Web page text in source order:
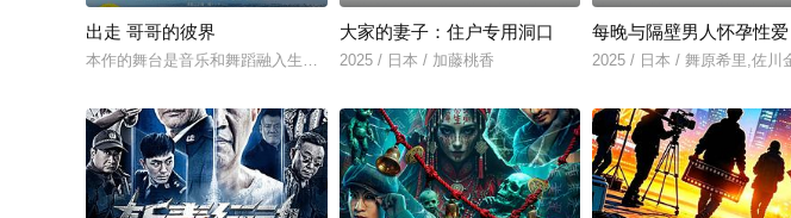
出走 哥哥的彼界
本作的舞台是音乐和舞蹈融入生活的冲绳。与母亲朱音、妹妹舞一起生活的照屋踊，憧憬舞蹈学校的丽
大家的妻子：住户专用洞口
2025 / 日本 / 加藤桃香
每晚与隔壁男人怀孕性爱
2025 / 日本 / 舞原希里,佐川